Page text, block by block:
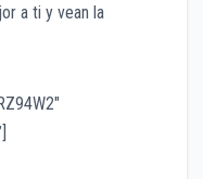
a ti y vean la